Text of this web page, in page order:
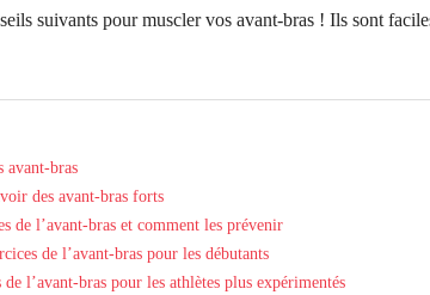
suivants pour muscler vos avant-bras ! Ils sont
avant-bras
des avant-bras forts
de l’avant-bras et comment les prévenir
de l’avant-bras pour les débutants
de l’avant-bras pour les athlètes plus expérimentés